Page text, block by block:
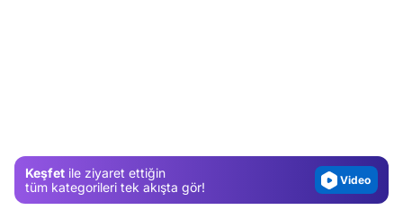
Keşfet ile ziyaret ettiğin
tüm kategorileri tek akışta gör!
Video